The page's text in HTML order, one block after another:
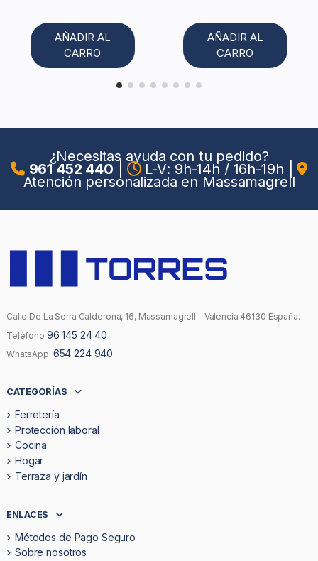
AÑADIR AL
CARRO
AÑADIR AL
CARRO
¿Necesitas ayuda con tu pedido?
961 452 440 L-V: 9h-14h / 16h-19h
Atención personalizada en Massamagrell
Calle De La Serra Calderona, 16, Massamagrell - Valencia 46130 España.
Teléfono 96 145 24 40
WhatsApp: 654 224 940
CATEGORÍAS
Ferretería
Protección laboral
Cocina
Hogar
Terraza y jardín
ENLACES
Métodos de Pago Seguro
Sobre nosotros